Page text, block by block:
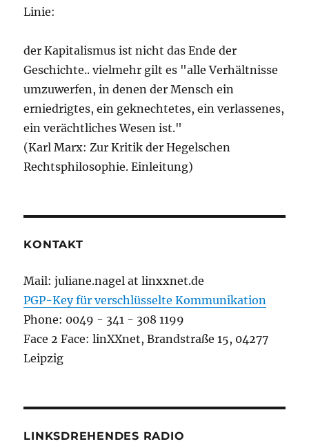
Linie:
der Kapitalismus ist nicht das Ende der
Geschichte.. vielmehr gilt es "alle Verhältnisse
umzuwerfen, in denen der Mensch ein
erniedrigtes, ein geknechtetes, ein verlassenes,
ein verächtliches Wesen ist."
(Karl Marx: Zur Kritik der Hegelschen
Rechtsphilosophie. Einleitung)
KONTAKT
Mail: juliane.nagel at linxxnet.de
PGP-Key für verschlüsselte Kommunikation
Phone: 0049 - 341 - 308 1199
Face 2 Face: linXXnet, Brandstraße 15, 04277
Leipzig
LINKSDREHENDES RADIO